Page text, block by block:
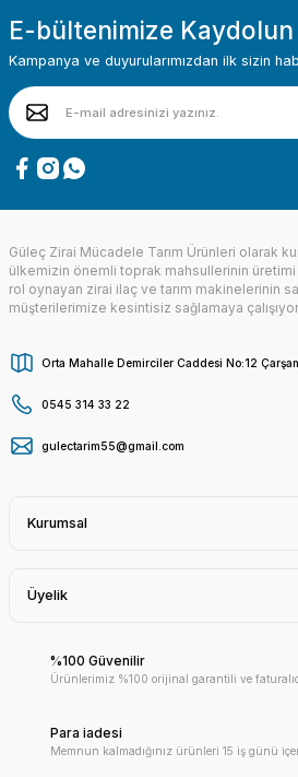
E-bültenimize Kaydolun
Kampanya ve duyurularımızdan ilk sizin
Güleç Zirai Mücadele Tarım Ürünleri olarak
ülkemizin önemli toprak mahsullerinin
rol oynayan zirai ilaç ve tarım makinelerinin
müşterilerimize kesintisiz sağlamaya
Orta Mahalle Demirciler Caddesi No:12
0545 314 33 22
gulectarim55@gmail.com
Kurumsal
Üyelik
%100 Güvenilir
Ürünlerimiz %100 orijinal garantili ve
Para iadesi
Memnun kalmadığınız ürünleri 15 iş günü